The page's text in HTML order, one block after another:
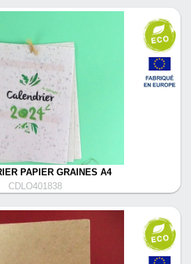
PAPIER GRAINES A4
CDLO401838